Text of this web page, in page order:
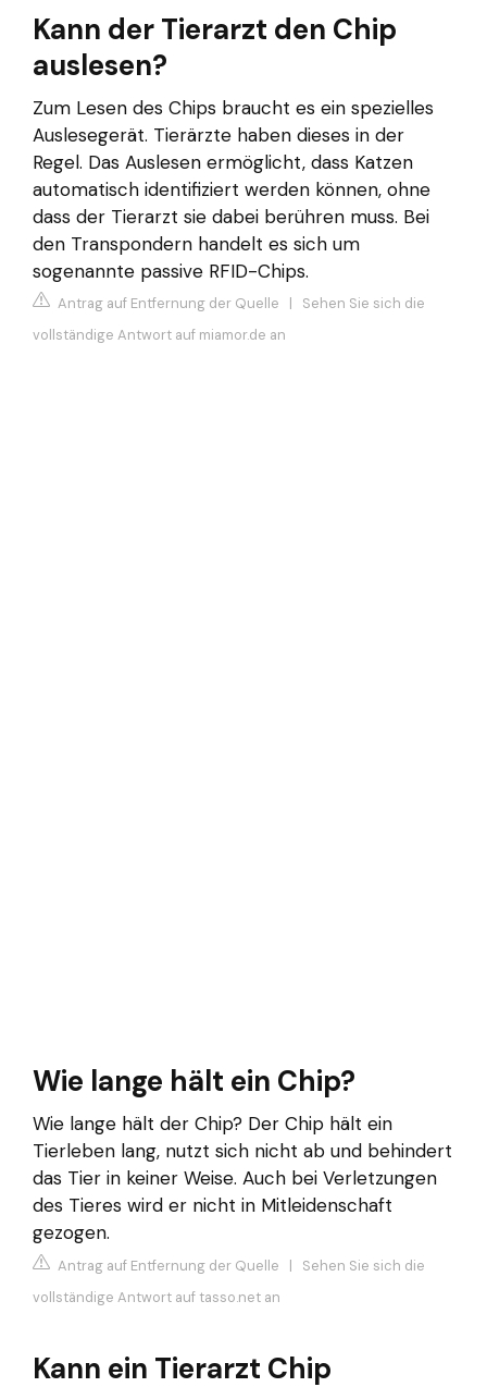
Kann der Tierarzt den Chip
auslesen?
Zum Lesen des Chips braucht es ein spezielles
Auslesegerät. Tierärzte haben dieses in der
Regel. Das Auslesen ermöglicht, dass Katzen
automatisch identifiziert werden können, ohne
dass der Tierarzt sie dabei berühren muss. Bei
den Transpondern handelt es sich um
sogenannte passive RFID-Chips.
Antrag auf Entfernung der Quelle | Sehen Sie sich die
vollständige Antwort auf miamor.de an
Wie lange hält ein Chip?
Wie lange hält der Chip? Der Chip hält ein
Tierleben lang, nutzt sich nicht ab und behindert
das Tier in keiner Weise. Auch bei Verletzungen
des Tieres wird er nicht in Mitleidenschaft
gezogen.
Antrag auf Entfernung der Quelle | Sehen Sie sich die
vollständige Antwort auf tasso.net an
Kann ein Tierarzt Chip